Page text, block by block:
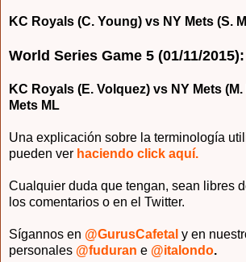
KC Royals (C. Young) vs NY Mets (S.
World Series Game 5 (01/11/2015):
KC Royals (E. Volquez) vs NY Mets
Mets ML
Una explicación sobre la terminología
pueden ver haciendo click aquí.
Cualquier duda que tengan, sean libres
los comentarios o en el Twitter.
Sígannos en @GurusCafetal y en
personales @fuduran e @italondo.